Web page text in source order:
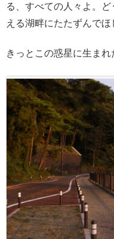
る、すべての人々よ。
える湖畔にたたずんでほ
きっとこの惑星に生まれ